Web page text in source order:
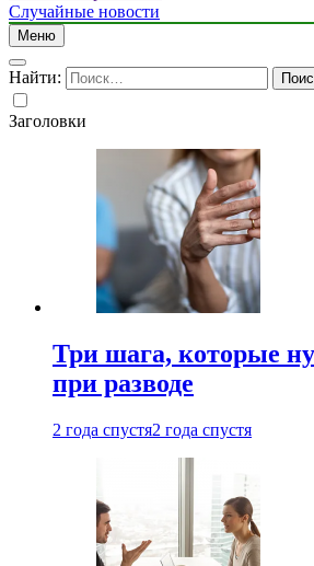
Случайные новости
Меню
Найти:
Заголовки
Три шага, которые
при разводе
2 года спустя2 года спустя